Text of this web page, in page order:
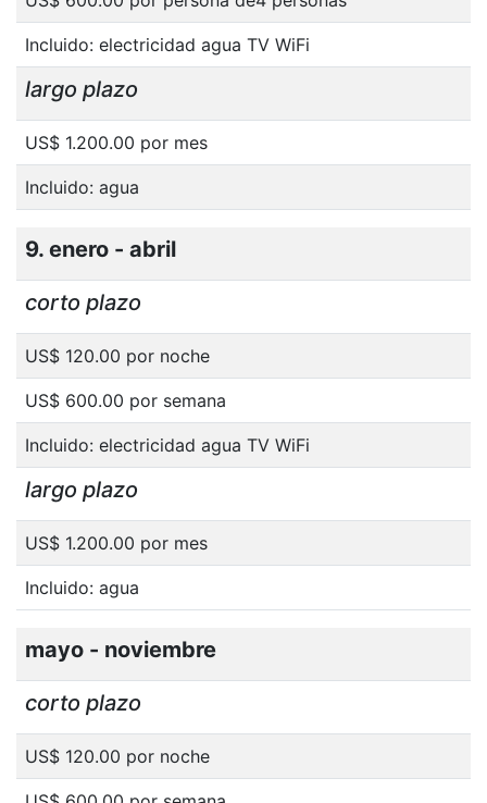
Incluido: electricidad agua TV WiFi
largo plazo
US$ 1.200.00 por mes
Incluido: agua
9. enero - abril
corto plazo
US$ 120.00 por noche
US$ 600.00 por semana
Incluido: electricidad agua TV WiFi
largo plazo
US$ 1.200.00 por mes
Incluido: agua
mayo - noviembre
corto plazo
US$ 120.00 por noche